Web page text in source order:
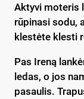
Aktyvi moteris
rūpinasi sodu,
klestėte klesti
Pas Ireną
ledas, o jos
pasaulis.